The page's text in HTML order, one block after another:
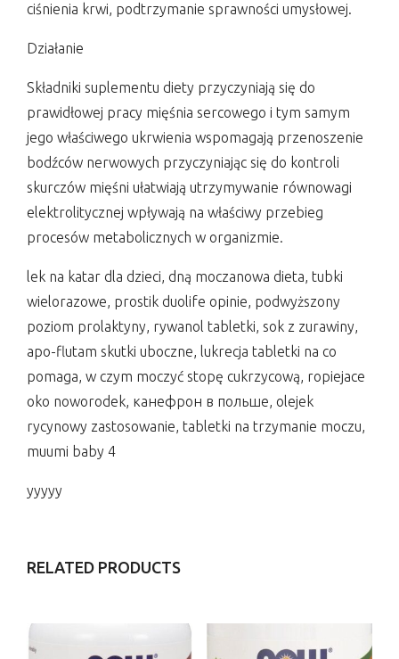
ciśnienia krwi, podtrzymanie sprawności umysłowej.
Działanie
Składniki suplementu diety przyczyniają się do
prawidłowej pracy mięśnia sercowego i tym samym
jego właściwego ukrwienia wspomagają przenoszenie
bodźców nerwowych przyczyniając się do kontroli
skurczów mięśni ułatwiają utrzymywanie równowagi
elektrolitycznej wpływają na właściwy przebieg
procesów metabolicznych w organizmie.
lek na katar dla dzieci, dną moczanowa dieta, tubki
wielorazowe, prostik duolife opinie, podwyższony
poziom prolaktyny, rywanol tabletki, sok z zurawiny,
apo-flutam skutki uboczne, lukrecja tabletki na co
pomaga, w czym moczyć stopę cukrzycową, ropiejace
oko noworodek, канефрон в польше, olejek
rycynowy zastosowanie, tabletki na trzymanie moczu,
muumi baby 4
yyyyy
RELATED PRODUCTS